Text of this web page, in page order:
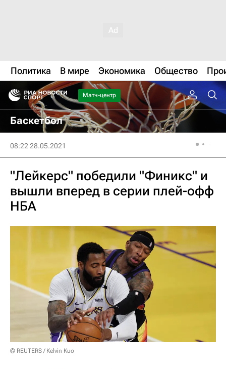
Политика В мире Экономика Общество
Матч-центр
Баскетбол
08:22 28.05.2021
"Лейкерс" победили "Финикс" и
вышли вперед в серии плей-офф
НБА
© REUTERS / Kelvin Kuo